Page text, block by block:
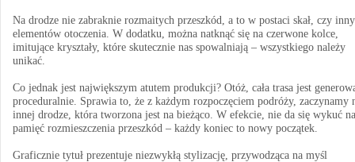
Na drodze nie zabraknie rozmaitych przeszkód, a to w postaci skał, czy
elementów otoczenia. W dodatku, można natknąć się na czerwone kolce,
imitujące kryształy, które skutecznie nas spowalniają – wszystkiego należy
unikać.
Co jednak jest największym atutem produkcji? Otóż, cała trasa jest
proceduralnie. Sprawia to, że z każdym rozpoczęciem podróży, zaczynamy
innej drodze, która tworzona jest na bieżąco. W efekcie, nie da się wykuć na
pamięć rozmieszczenia przeszkód – każdy koniec to nowy początek.
Graficznie tytuł prezentuje niezwykłą stylizację, przywodząca na myśl